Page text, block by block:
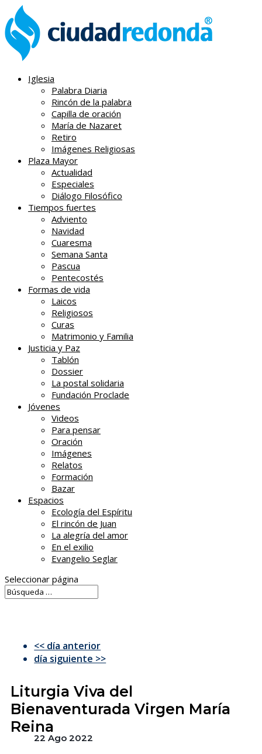
Iglesia
Palabra Diaria
Rincón de la palabra
Capilla de oración
María de Nazaret
Retiro
Imágenes Religiosas
Plaza Mayor
Actualidad
Especiales
Diálogo Filosófico
Tiempos fuertes
Adviento
Navidad
Cuaresma
Semana Santa
Pascua
Pentecostés
Formas de vida
Laicos
Religiosos
Curas
Matrimonio y Familia
Justicia y Paz
Tablón
Dossier
La postal solidaria
Fundación Proclade
Jóvenes
Videos
Para pensar
Oración
Imágenes
Relatos
Formación
Bazar
Espacios
Ecología del Espíritu
El rincón de Juan
La alegría del amor
En el exilio
Evangelio Seglar
Seleccionar página
<< día anterior
día siguiente >>
Liturgia Viva del
Bienaventurada Virgen María
Reina
22 Ago 2022